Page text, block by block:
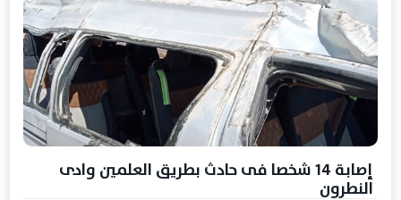
إصابة 14 شخصا فى حادث بطريق العلمين وادى
النطرون